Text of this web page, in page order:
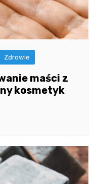
Zdrowie
maści z
kosmetyk